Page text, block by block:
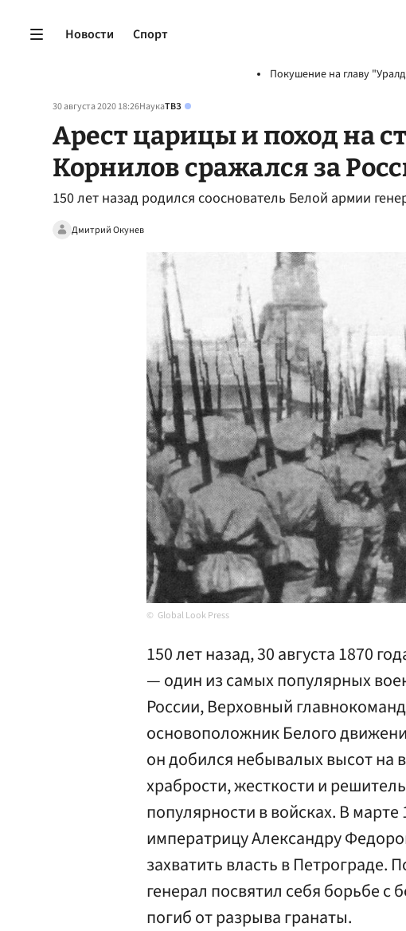
Новости Спорт
Покушение на главу
30 августа 2020 18:26НаукаТВЗ
Арест царицы и поход на
Корнилов сражался за
150 лет назад родился сооснователь Белой армии
Дмитрий Окунев
Global Look Press
150 лет назад, 30 августа 1870
— один из самых популярных
России, Верховный
основоположник Белого
он добился небывалых высот на
храбрости, жесткости и
популярности в войсках. В
императрицу Александру
захватить власть в
генерал посвятил себя борьбе с
погиб от разрыва гранаты.